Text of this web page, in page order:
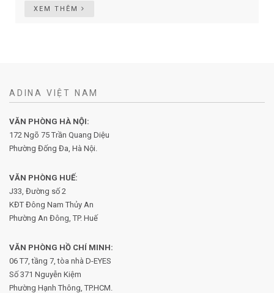
XEM THÊM
ADINA VIỆT NAM
VĂN PHÒNG HÀ NỘI:
172 Ngõ 75 Trần Quang Diệu
Phường Đống Đa, Hà Nội.
VĂN PHÒNG HUẾ:
J33, Đường số 2
KĐT Đông Nam Thủy An
Phường An Đông, TP. Huế
VĂN PHÒNG HỒ CHÍ MINH:
06 T7, tầng 7, tòa nhà D-EYES
Số 371 Nguyễn Kiệm
Phường Hạnh Thông, TP.HCM.